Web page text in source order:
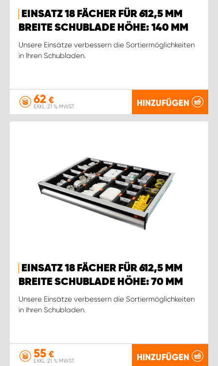
EINSATZ 18 FÄCHER FÜR 612,5 MM
BREITE SCHUBLADE HÖHE: 140 MM
Unsere Einsätze verbessern die Sortiermöglichkeiten
in Ihren Schubladen.
62 €
EXKL. 21 % MWST. HINZUFÜGEN
EINSATZ 18 FÄCHER FÜR 612,5 MM
BREITE SCHUBLADE HÖHE: 70 MM
Unsere Einsätze verbessern die Sortiermöglichkeiten
in Ihren Schubladen.
55 €
EXKL. 21 % MWST. HINZUFÜGEN